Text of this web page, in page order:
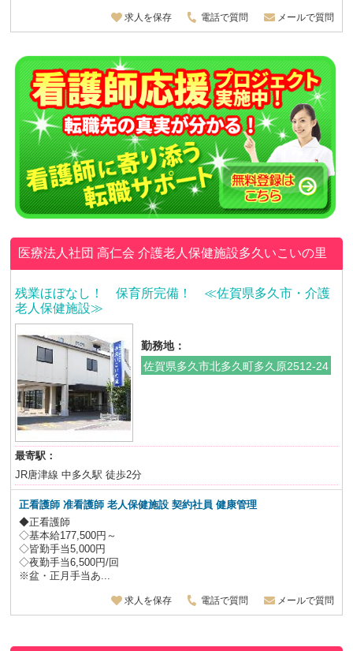
求人を保存 電話で質問 メールで質問
医療法人社団 高仁会介護老人保健施設多久いこいの里
残業ほぼなし！ 保育所完備！ ≪佐賀県多久市・介護
老人保健施設≫
勤務地：
佐賀県多久市北多久町多久原2512-24
最寄駅：
JR唐津線 中多久駅 徒歩2分
正看護師 准看護師 老人保健施設契約社員 健康管理
◆正看護師
◇基本給177,500円～
◇皆勤手当5,000円
◇夜勤手当6,500円/回
※盆・正月手当あ...
求人を保存 電話で質問 メールで質問